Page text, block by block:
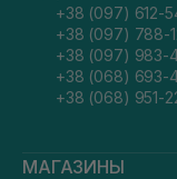
+38 (097) 612-
+38 (097) 788-
+38 (097) 983-
+38 (068) 693-
+38 (068) 951-
МАГАЗИНЫ